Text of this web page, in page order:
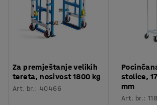
Za premještanje velikih
tereta, nosivost 1800 kg
Art. br.: 40466
stolice,
mm
Art. br.: